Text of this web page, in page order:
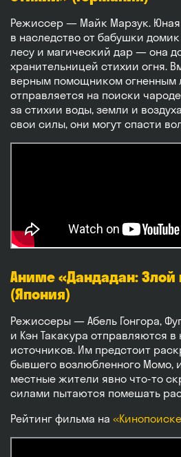
Режиссер — Майк Марзук. Юная
в наследство от бабушки
лесу и магический дар — она
хранительницей стихии огня.
верным помощником огненным
отправляется на поиски
за стихии воды, земли и
свои силы, они могут спасти
Аниме «Дандадан: Злой
(Япония)
Режиссеры — Абель Гонгора,
и Кэн Такакура отправляются в
источников. Им предстоит
бывшего возлюбленного Момо,
местные жители явно что-то
силами пытаются помешать
Рейтинг фильма на